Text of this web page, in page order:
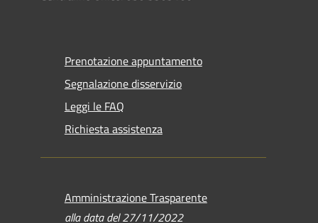
Prenotazione appuntamento
Segnalazione disservizio
Leggi le FAQ
Richiesta assistenza
Amministrazione Trasparente
alla data del 27/11/2022